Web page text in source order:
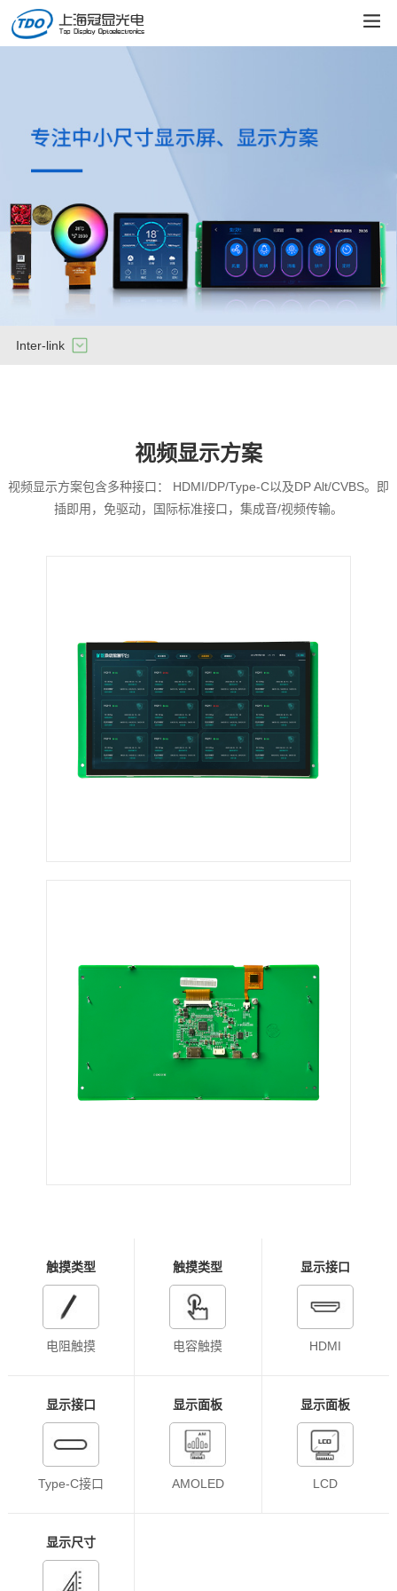
Inter-link
视频显示方案
视频显示方案包含多种接口： HDMI/DP/Type-C以及DP Alt/CVBS。即
插即用，免驱动，国际标准接口，集成音/视频传输。
触摸类型
电阻触摸
触摸类型
电容触摸
显示接口
HDMI
显示接口
Type-C接口
显示面板
AMOLED
显示面板
LCD
显示尺寸